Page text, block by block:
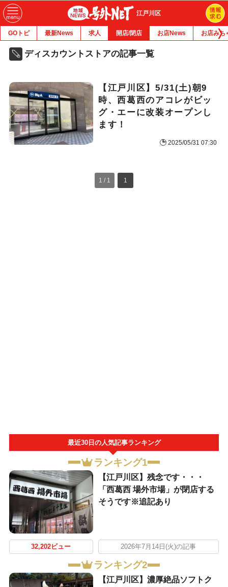
江戸川区
GOトピ 最新News 求人 開店/閉店 お店News お店みち
ディスカウントストアの記事一覧
【江戸川区】5/31(土)朝9
時、西葛西のアコレがビッ
グ・エーに改装オープンし
ます！
2025/05/31 07:30
1 / 1 1
最近30日の人気記事ランキング
ランキング1
【江戸川区】残念です・・・
「西葛西 場外市場」が閉店する
そうです※追記あり
32,202ビュー 2026年7月14日(火)の記事
ランキング2
【江戸川区】濃厚絶品ソフトク